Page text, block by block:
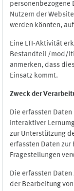
personenbezogene
Nutzern der
werden könnten,
Eine LTI-Aktivität
Bestandteil /mod/
anmerken, dass
Einsatz kommt.
Zweck der
Die erfassten
interaktiver
zur Unterstützung
erfassten Daten
Fragestellungen
Die erfassten
der Bearbeitung